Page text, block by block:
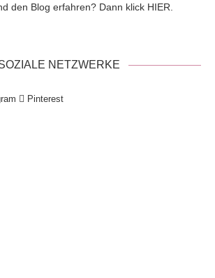
den Blog erfahren? Dann klick HIER
NETZWERKE
Pinterest